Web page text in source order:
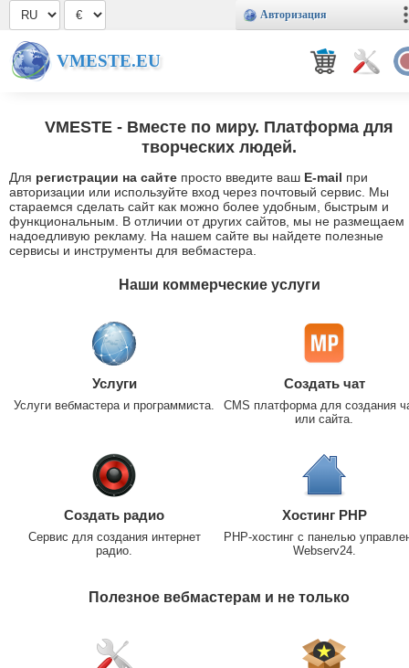
Авторизация
VMESTE.EU
VMESTE - Вместе по миру. Платформа для
творческих людей.
Для регистрации на сайте просто введите ваш E-mail при
авторизации или используйте вход через почтовый сервис. Мы
стараемся сделать сайт как можно более удобным, быстрым и
функциональным. В отличии от других сайтов, мы не размещаем
надоедливую рекламу. На нашем сайте вы найдете полезные
сервисы и инструменты для вебмастера.
Наши коммерческие услуги
Услуги
Услуги вебмастера и программиста.
Создать чат
CMS платформа для создания
или сайта.
Создать радио
Сервис для создания интернет
радио.
Хостинг PHP
PHP-хостинг с панелью
Webserv24.
Полезное вебмастерам и не только